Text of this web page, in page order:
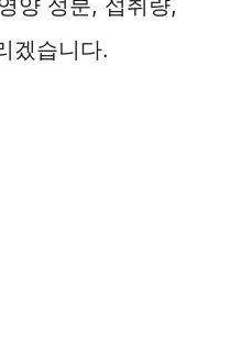
양 성분, 섭취량,
겠습니다.